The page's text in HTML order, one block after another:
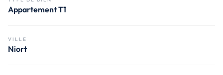
Appartement T1
VILLE
Niort